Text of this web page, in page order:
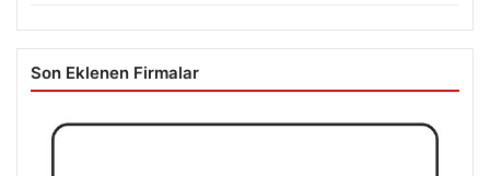
Son Eklenen Firmalar